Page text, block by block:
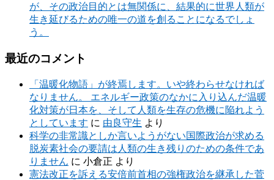
が、その政治目的とは無関係に、結果的に世界人類が
生き延びるための唯一の道を創ることになるでしょ
う。
最近のコメント
「温暖化物語」が終焉します。いや終わらせなければ
なりません。 エネルギー政策のなかに入り込んだ温暖
化対策が日本を、そして人類を生存の危機に陥れよう
としています に 由良守生 より
科学の非常識としか言いようがない国際政治が求める
脱炭素社会の要請は人類の生き残りのための条件であ
りません に 小倉正 より
憲法改正を訴える安倍前首相の強権政治を継承した菅